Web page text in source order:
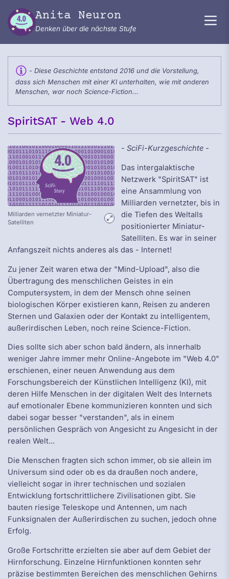
Anita Neuron
Denken über die nächste Stufe
- Diese Geschichte entstand 2016 und die Vorstellung,
dass sich Menschen mit einer KI unterhalten, wie mit anderen
Menschen, war noch Science-Fiction...
SpiritSAT - Web 4.0
Milliarden vernetzter Miniatur-
Satelliten
- SciFi-Kurzgeschichte -
Das intergalaktische
Netzwerk "SpiritSAT" ist
eine Ansammlung von
Milliarden vernetzter, bis in
die Tiefen des Weltalls
positionierter Miniatur-
Satelliten. Es war in seiner
Anfangszeit nichts anderes als das - Internet!
Zu jener Zeit waren etwa der "Mind-Upload", also die
Übertragung des menschlichen Geistes in ein
Computersystem, in dem der Mensch ohne seinen
biologischen Körper existieren kann, Reisen zu anderen
Sternen und Galaxien oder der Kontakt zu intelligentem,
außerirdischen Leben, noch reine Science-Fiction.
Dies sollte sich aber schon bald ändern, als innerhalb
weniger Jahre immer mehr Online-Angebote im "Web 4.0"
erschienen, einer neuen Anwendung aus dem
Forschungsbereich der Künstlichen Intelligenz (KI), mit
deren Hilfe Menschen in der digitalen Welt des Internets
auf emotionaler Ebene kommunizieren konnten und sich
dabei sogar besser "verstanden", als in einem
persönlichen Gespräch von Angesicht zu Angesicht in der
realen Welt...
Die Menschen fragten sich schon immer, ob sie allein im
Universum sind oder ob es da draußen noch andere,
vielleicht sogar in ihrer technischen und sozialen
Entwicklung fortschrittlichere Zivilisationen gibt. Sie
bauten riesige Teleskope und Antennen, um nach
Funksignalen der Außerirdischen zu suchen, jedoch ohne
Erfolg.
Große Fortschritte erzielten sie aber auf dem Gebiet der
Hirnforschung. Einzelne Hirnfunktionen konnten sehr
präzise bestimmten Bereichen des menschlichen Gehirns